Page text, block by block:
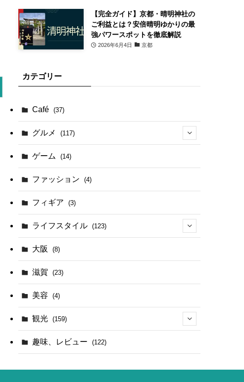
【完全ガイド】京都・晴明神社の
ご利益とは？安倍晴明ゆかりの最
強パワースポットを徹底解説
2026年6月4日 京都
カテゴリー
Café (37)
グルメ (117)
(41)
(17)
(4)
ゲーム (14)
ファッション (4)
フィギア (3)
ライフスタイル (123)
(44)
大阪 (8)
滋賀 (23)
美容 (4)
観光 (159)
(142)
趣味、レビュー (122)